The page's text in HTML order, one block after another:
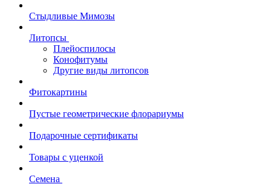
Стыдливые Мимозы
Литопсы
Плейоспилосы
Конофитумы
Другие виды литопсов
Фитокартины
Пустые геометрические флорариумы
Подарочные сертификаты
Товары с уценкой
Семена